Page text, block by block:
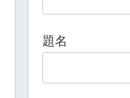
題名